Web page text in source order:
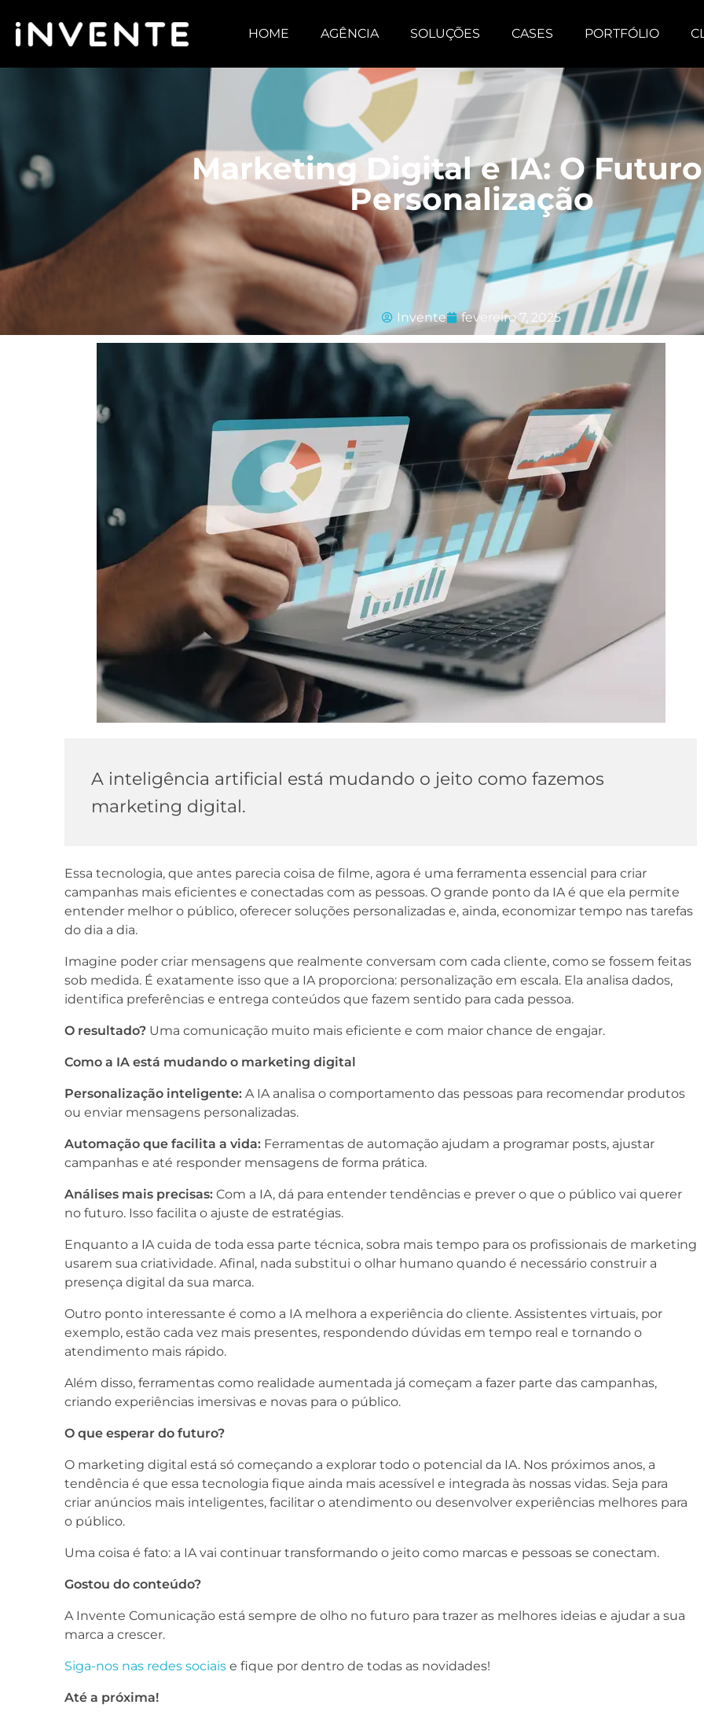
HOME AGÊNCIA SOLUÇÕES CASES PORTFÓLIO
Marketing Digital e IA: O
Personalização
Invente fevereiro 7, 2025
A inteligência artificial está mudando o jeito como fazemos
marketing digital.
Essa tecnologia, que antes parecia coisa de filme, agora é uma ferramenta essencial para criar
campanhas mais eficientes e conectadas com as pessoas. O grande ponto da IA é que ela permite
entender melhor o público, oferecer soluções personalizadas e, ainda, economizar tempo nas tarefas
do dia a dia.
Imagine poder criar mensagens que realmente conversam com cada cliente, como se fossem feitas
sob medida. É exatamente isso que a IA proporciona: personalização em escala. Ela analisa dados,
identifica preferências e entrega conteúdos que fazem sentido para cada pessoa.
O resultado? Uma comunicação muito mais eficiente e com maior chance de engajar.
Como a IA está mudando o marketing digital
Personalização inteligente: A IA analisa o comportamento das pessoas para recomendar produtos
ou enviar mensagens personalizadas.
Automação que facilita a vida: Ferramentas de automação ajudam a programar posts, ajustar
campanhas e até responder mensagens de forma prática.
Análises mais precisas: Com a IA, dá para entender tendências e prever o que o público vai querer
no futuro. Isso facilita o ajuste de estratégias.
Enquanto a IA cuida de toda essa parte técnica, sobra mais tempo para os profissionais de marketing
usarem sua criatividade. Afinal, nada substitui o olhar humano quando é necessário construir a
presença digital da sua marca.
Outro ponto interessante é como a IA melhora a experiência do cliente. Assistentes virtuais, por
exemplo, estão cada vez mais presentes, respondendo dúvidas em tempo real e tornando o
atendimento mais rápido.
Além disso, ferramentas como realidade aumentada já começam a fazer parte das campanhas,
criando experiências imersivas e novas para o público.
O que esperar do futuro?
O marketing digital está só começando a explorar todo o potencial da IA. Nos próximos anos, a
tendência é que essa tecnologia fique ainda mais acessível e integrada às nossas vidas. Seja para
criar anúncios mais inteligentes, facilitar o atendimento ou desenvolver experiências melhores para
o público.
Uma coisa é fato: a IA vai continuar transformando o jeito como marcas e pessoas se conectam.
Gostou do conteúdo?
A Invente Comunicação está sempre de olho no futuro para trazer as melhores ideias e ajudar a sua
marca a crescer.
Siga-nos nas redes sociais e fique por dentro de todas as novidades!
Até a próxima!